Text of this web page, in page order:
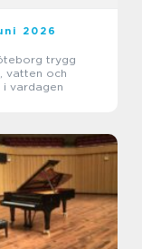
2026
trygg
vatten och
i vardagen